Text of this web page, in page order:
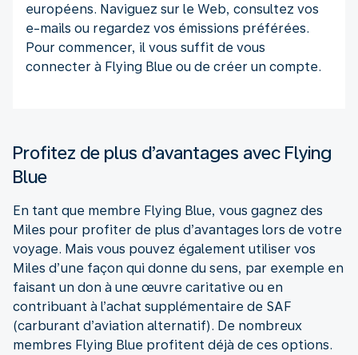
européens. Naviguez sur le Web, consultez vos
e-mails ou regardez vos émissions préférées.
Pour commencer, il vous suffit de vous
connecter à Flying Blue ou de créer un compte.
Profitez de plus d’avantages avec Flying
Blue
En tant que membre Flying Blue, vous gagnez des
Miles pour profiter de plus d’avantages lors de votre
voyage. Mais vous pouvez également utiliser vos
Miles d’une façon qui donne du sens, par exemple en
faisant un don à une œuvre caritative ou en
contribuant à l’achat supplémentaire de SAF
(carburant d’aviation alternatif). De nombreux
membres Flying Blue profitent déjà de ces options.